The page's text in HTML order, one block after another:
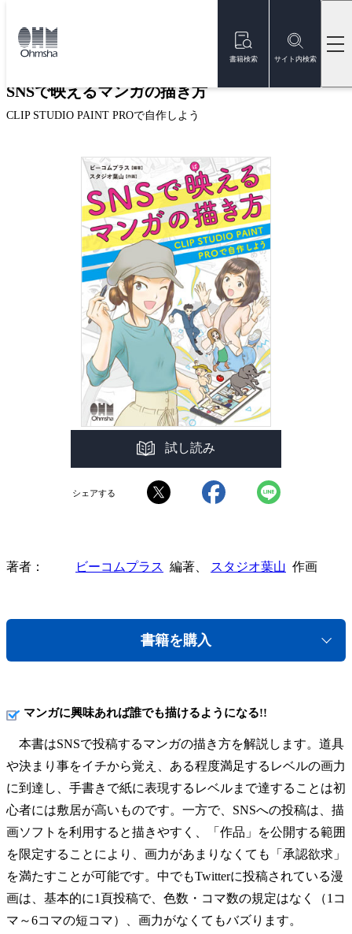
書籍検索 サイト内検索
トップ
SNSで映えるマンガの描き方
CLIP STUDIO PAINT PROで自作しよう
試し読み
シェアする
著者 ビーコムプラス 編著、 スタジオ葉山 作画
書籍を購入
マンガに興味あれば誰でも描けるようになる!!
本書はSNSで投稿するマンガの描き方を解説します。道具
や決まり事をイチから覚え、ある程度満足するレベルの画力
に到達し、手書きで紙に表現するレベルまで達することは初
心者には敷居が高いものです。一方で、SNSへの投稿は、描
画ソフトを利用すると描きやすく、「作品」を公開する範囲
を限定することにより、画力があまりなくても「承認欲求」
を満たすことが可能です。中でもTwitterに投稿されている漫
画は、基本的に1頁投稿で、色数・コマ数の規定はなく（1コ
マ～6コマの短コマ）、画力がなくてもバズります。